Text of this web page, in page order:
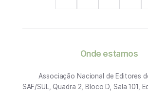
Onde estamos
Associação Nacional de Editores
SAF/SUL, Quadra 2, Bloco D, Sala 101,